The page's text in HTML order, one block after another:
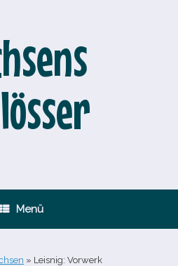
Menü
» Leisnig: Vorwerk